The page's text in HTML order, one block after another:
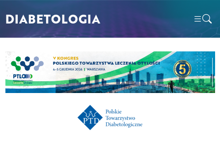
DIABETOLOGIA